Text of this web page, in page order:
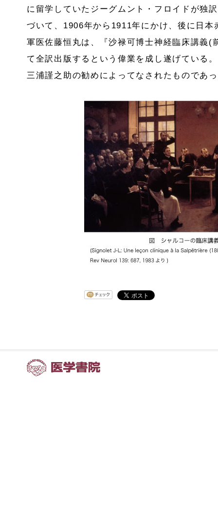
に留学していたジーグムント・フロイドが独
づいて、1906年から1911年にかけ、後に日本
軍医佐藤恒丸は、『沙禄可博士神経臨床講義(
て全訳出版するという偉業を成し遂げている
三浦謹之助の勧めによってなされたものであ